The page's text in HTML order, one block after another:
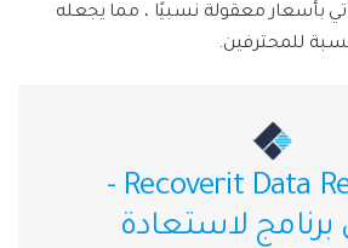
يأتي بأسعار معقولة نسبيًا ، مما يجعله
للمحترفين.
Recoverit Data Recovery -
لاستعادة